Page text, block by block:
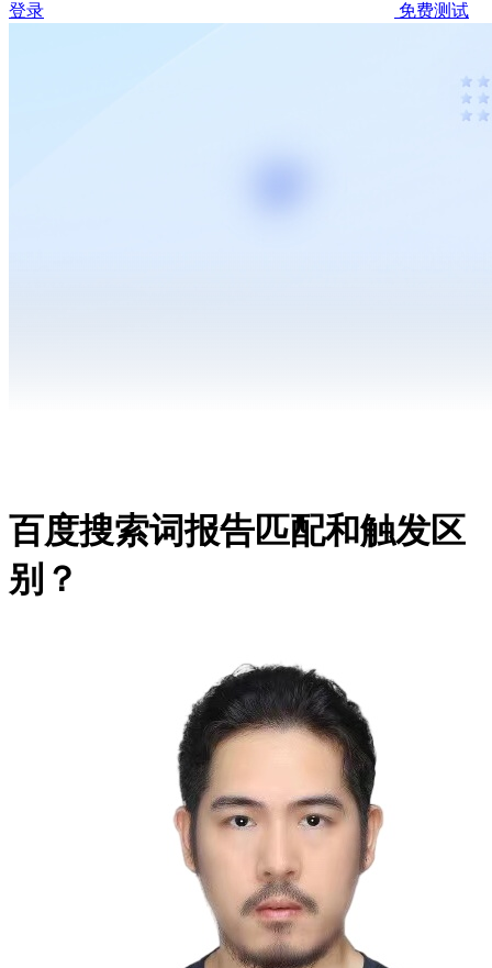
登录 免费测试
百度搜索词报告匹配和触发区
别？